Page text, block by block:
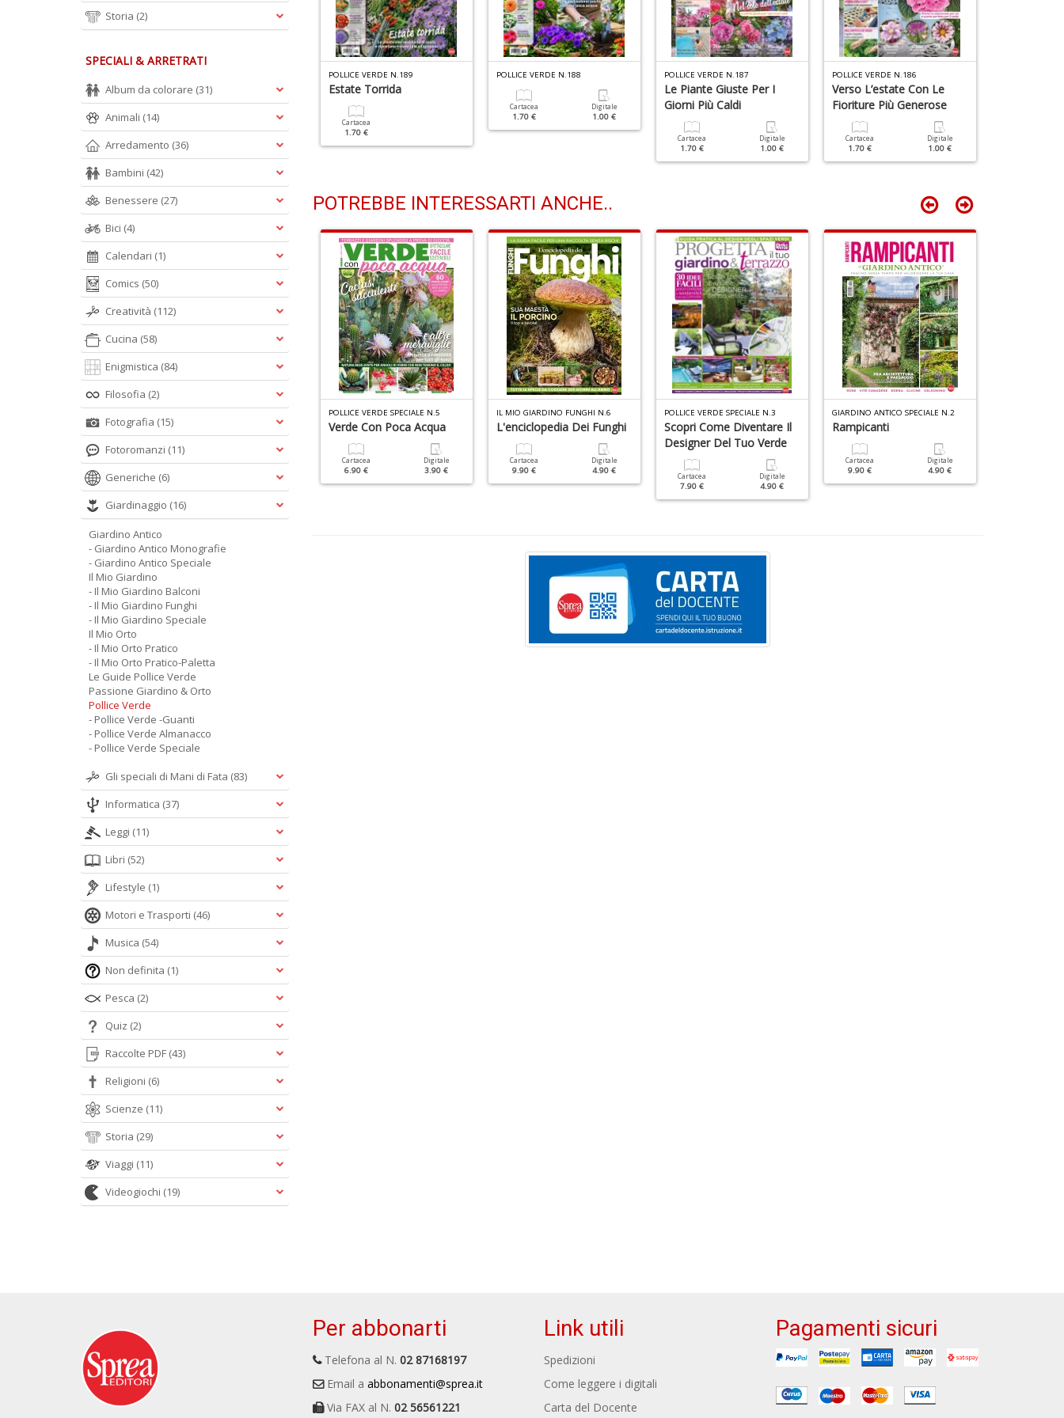
Estive Da Zero
Digitale
0.90 €
Tante Idee Fiorite In Poco
Spazio
1.50 € 0.90 €
POLLICE VERDE N.189
Estate Torrida
Cartacea
1.70 €
POLLICE VERDE N.188
Cartacea
1.70 €
Digitale
1.00 €
POLLICE VERDE N.187
Le Piante Giuste Per I
Giorni Più Caldi
Cartacea
1.70 €
Digitale
1.00 €
POLLICE VERDE N.186
Verso L’estate Con Le
Fioriture Più Generose
Cartacea
1.70 €
Digitale
1.00 €
POTREBBE INTERESSARTI ANCHE..
Orto Pratico
4.90 €
Il Verde Per Chi Non Ha
Tempo
Digitale
POLLICE VERDE SPECIALE N.5
Verde Con Poca Acqua
Cartacea
6.90 €
Digitale
3.90 €
IL MIO GIARDINO FUNGHI N.6
L'enciclopedia Dei Funghi
Cartacea
9.90 €
Digitale
4.90 €
POLLICE VERDE SPECIALE N.3
Scopri Come Diventare Il
Designer Del Tuo Verde
Cartacea
7.90 €
Digitale
4.90 €
GIARDINO ANTICO SPECIALE N.2
Rampicanti
Cartacea
9.90 €
Digitale
4.90 €
Storia (2)
SPECIALI & ARRETRATI
Album da colorare (31)
Animali (14)
Arredamento (36)
Bambini (42)
Benessere (27)
Bici (4)
Calendari (1)
Comics (50)
Creatività (112)
Cucina (58)
Enigmistica (84)
Filosofia (2)
Fotografia (15)
Fotoromanzi (11)
Generiche (6)
Giardinaggio (16)
Giardino Antico
- Giardino Antico Monografie
- Giardino Antico Speciale
Il Mio Giardino
- Il Mio Giardino Balconi
- Il Mio Giardino Funghi
- Il Mio Giardino Speciale
Il Mio Orto
- Il Mio Orto Pratico
- Il Mio Orto Pratico-Paletta
Le Guide Pollice Verde
Passione Giardino & Orto
Pollice Verde
- Pollice Verde -Guanti
- Pollice Verde Almanacco
- Pollice Verde Speciale
Gli speciali di Mani di Fata (83)
Informatica (37)
Leggi (11)
Libri (52)
Lifestyle (1)
Motori e Trasporti (46)
Musica (54)
Non definita (1)
Pesca (2)
Quiz (2)
Raccolte PDF (43)
Religioni (6)
Scienze (11)
Storia (29)
Viaggi (11)
Videogiochi (19)
Per abbonarti
Telefona al N. 02 87168197
Email a abbonamenti@sprea.it
Via FAX al N. 02 56561221
Link utili
Spedizioni
Come leggere i digitali
Carta del Docente
Pagamenti sicuri